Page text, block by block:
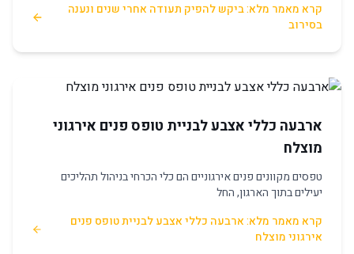
קרא מאמר מלא: ביקש להפיק תעודה אחרי שנים ונענה
בסירוב
ארבעה כללי אצבע לבניית טופס פנים אירגוני
מוצלח
טפסים מקוונים פנים אירגוניים הם כלי הכרחי בניהול תהליכים
יעילים בתוך הארגון, החל
קרא מאמר מלא: ארבעה כללי אצבע לבניית טופס פנים
אירגוני מוצלח